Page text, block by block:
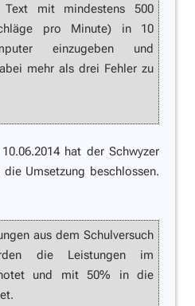
Text mit mindestens 500
pro Minute) in 10
einzugeben und
mehr als drei Fehler zu
hat der Schwyzer
Umsetzung beschlossen.
aus dem Schulversuch
die Leistungen im
und mit 50% in die